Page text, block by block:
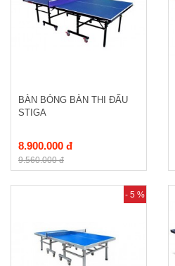
BÀN BÓNG BÀN THI ĐẤU
STIGA
8.900.000 đ
9.560.000 đ
- 5 %